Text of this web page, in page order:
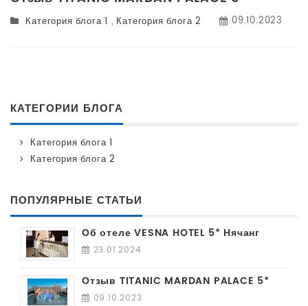
Категория блога 1 , Категория блога 2 09.10.2023
КАТЕГОРИИ БЛОГА
Категория блога 1
Категория блога 2
ПОПУЛЯРНЫЕ СТАТЬИ
Об отеле VESNA HOTEL 5* Нячанг
23.01.2024
Отзыв TITANIC MARDAN PALACE 5*
09.10.2023